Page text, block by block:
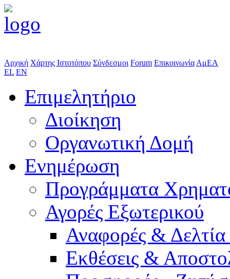
Αρχική Χάρτης Ιστοτόπου Σύνδεσμοι Forum Επικοινωνία ΑμΕΑ
EL EN
Επιμελητήριο
Διοίκηση
Οργανωτική Δομή
Ενημέρωση
Προγράμματα
Αγορές Εξωτερικού
Αναφορές &
Εκθέσεις &